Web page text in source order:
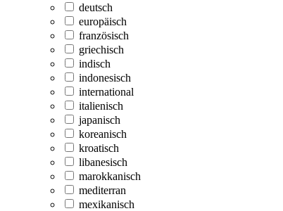
deutsch
europäisch
französisch
griechisch
indisch
indonesisch
international
italienisch
japanisch
koreanisch
kroatisch
libanesisch
marokkanisch
mediterran
mexikanisch